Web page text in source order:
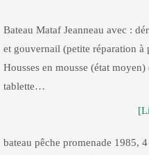
Bateau Mataf Jeanneau avec :
et gouvernail (petite réparation à
Housses en mousse (état moyen)
tablette…
bateau pêche promenade 1985, 4